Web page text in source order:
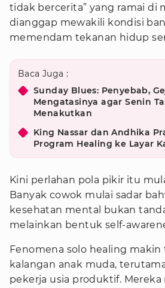
tidak bercerita” yang ramai di
dianggap mewakili kondisi
memendam tekanan hidup
Baca Juga :
Sunday Blues: Penyebab,
Mengatasinya agar Senin
Menakutkan
King Nassar dan Andhika
Program Healing ke Layar
Kini perlahan pola pikir itu
Banyak cowok mulai sadar
kesehatan mental bukan
melainkan bentuk self-
Fenomena solo healing
kalangan anak muda,
pekerja usia produktif. Mereka